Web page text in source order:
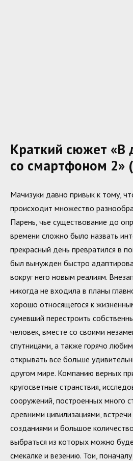
Краткий сюжет «В
со смартфоном 2»
Мачизуки давно привык к тому,
происходит множество
Парень, чье существование до
времени сложно было назвать
прекрасный день превратился в
был вынужден быстро
вокруг него новым реалиям.
никогда не входила в планы
хорошо относящегося к
сумевший перестроить
человек, вместе со своими
спутницами, а также горячо
открывать все больше
другом мире. Компанию верных
кругосветные странствия,
сооружений, построенных много
древними цивилизациями,
созданиями и большое
выбраться из которых можно
смекалке и везению. Тои,